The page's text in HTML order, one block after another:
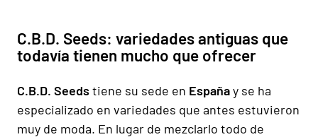
C.B.D. Seeds: variedades antiguas que
todavía tienen mucho que ofrecer
C.B.D. Seedstiene su sede en Españay se ha
especializado en variedades que antes estuvieron
muy de moda. En lugar de mezclarlo todo de